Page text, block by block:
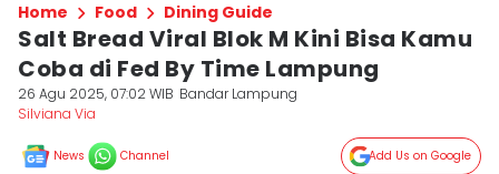
Home Food Dining Guide
Salt Bread Viral Blok M Kini Bisa Kamu
Coba di Fed By Time Lampung
26 Agu 2025, 07:02 WIB Bandar Lampung
Silviana Via
News Channel Add Us on Google